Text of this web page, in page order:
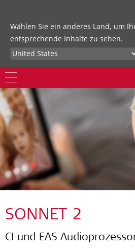
Wählen Sie ein anderes Land, um
entsprechende Inhalte zu sehen.
SONNET 2
CI und EAS